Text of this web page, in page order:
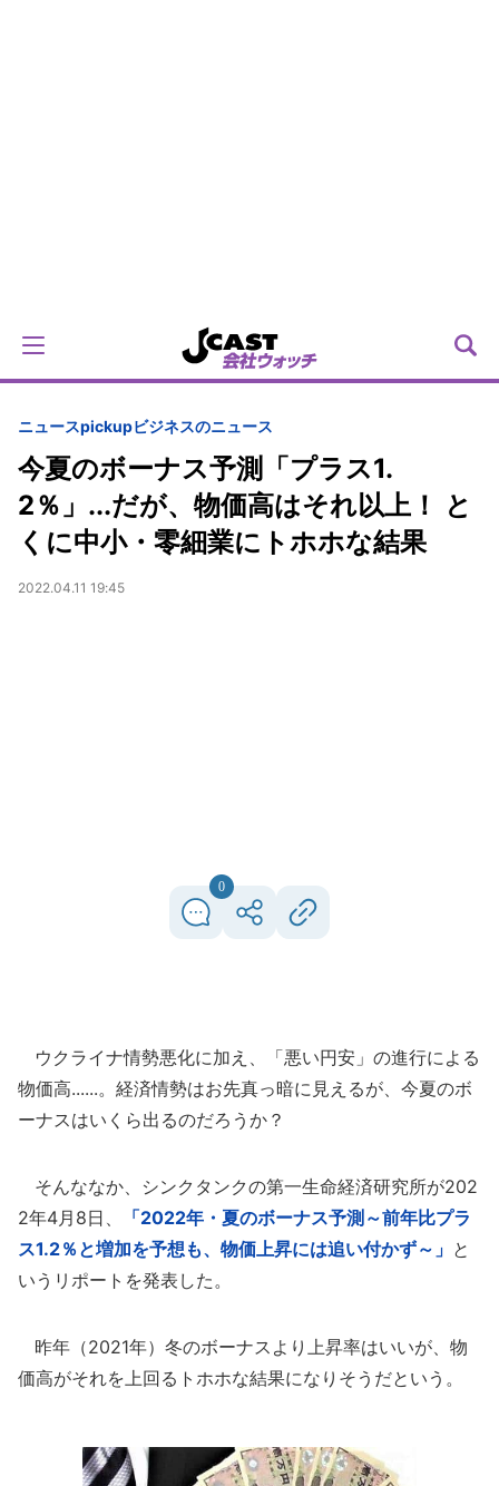
ニュースpickupビジネスのニュース
今夏のボーナス予測「プラス1.
2％」...だが、物価高はそれ以上！ と
くに中小・零細業にトホホな結果
2022.04.11 19:45
0
ウクライナ情勢悪化に加え、「悪い円安」の進行による
物価高......。経済情勢はお先真っ暗に見えるが、今夏のボ
ーナスはいくら出るのだろうか？
そんななか、シンクタンクの第一生命経済研究所が202
2年4月8日、
「2022年・夏のボーナス予測～前年比プラ
ス1.2％と増加を予想も、物価上昇には追い付かず～」 と
いうリポートを発表した。
昨年（2021年）冬のボーナスより上昇率はいいが、物
価高がそれを上回るトホホな結果になりそうだという。